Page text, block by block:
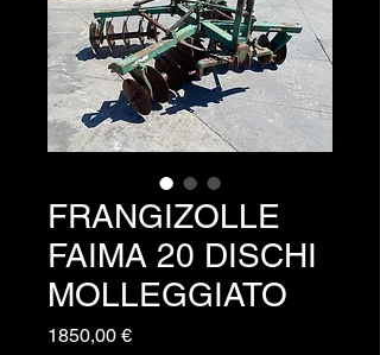
FRANGIZOLLE
FAIMA 20 DISCHI
MOLLEGGIATO
1850,00 €Prezzo